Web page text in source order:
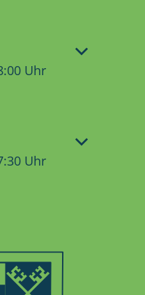
Schließzeiten
Uhr
Schließzeiten
Uhr